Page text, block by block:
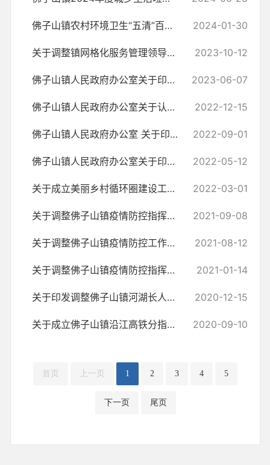
佛子山镇农村环境卫生“五清”百日攻坚行动实施方案 2024-01-30
关于调整镇网格化服务管理领导小组成员的通知 2023-10-12
佛子山镇人民政府办公室关于印发《佛子山镇2022年度城乡建设用地增减挂... 2023-06-07
佛子山镇人民政府办公室关于认定北港村等15个村（社区）为信用村的通报 2022-12-15
佛子山镇人民政府办公室 关于印发《佛子山镇2022年度城乡居民 基本养老... 2022-09-01
佛子山镇人民政府办公室关于印发《佛子山镇2021年度第一批城乡建设用地... 2022-05-12
关于成立美丽乡村循环圈建设工作领导小组的通知 2022-03-01
关于调整佛子山镇疫情防控指挥部成员的通知 2021-09-08
关于调整佛子山镇疫情防控工作领导小组及工作专班成员的通知 2021-08-12
关于调整佛子山镇疫情防控指挥部成员的通知 2021-01-14
关于印发调整佛子山镇河湖长人员名单的通知 2020-12-15
关于成立佛子山镇沿江高铁分指挥部的通知 2020-09-10
首页 上一页 1 2 3 4 5
下一页 尾页